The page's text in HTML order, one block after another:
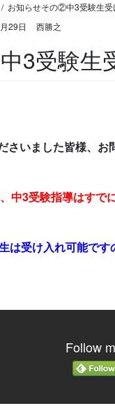
お知らせその②中3受験生受
29日 西勝之
3受験生
さいました皆様、
中3受験指導はすで
は受け入れ可能です
Follow